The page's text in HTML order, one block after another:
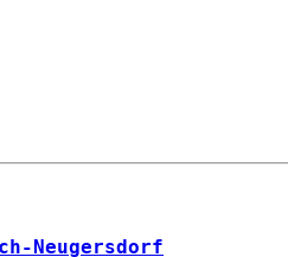
Neugersdorf